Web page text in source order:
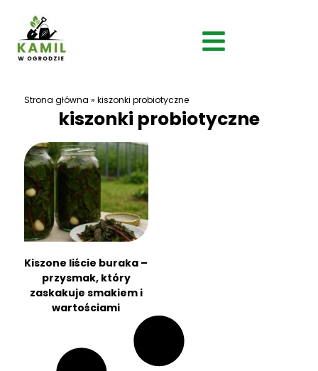
Strona główna » kiszonki probiotyczne
kiszonki probiotyczne
Kiszone liście buraka –
przysmak, który
zaskakuje smakiem i
wartościami